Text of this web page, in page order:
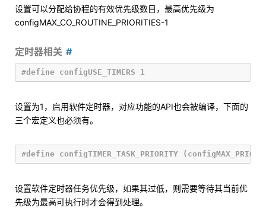
设置可以分配给协程的有效优先级数目，最高优先级为
configMAX_CO_ROUTINE_PRIORITIES-1
定时器相关
设置为1，启用软件定时器，对应功能的API也会被编译，下面的
三个宏定义也必须有。
设置软件定时器任务优先级，如果其过低，则需要等待其当前优
先级为最高可执行时才会得到处理。